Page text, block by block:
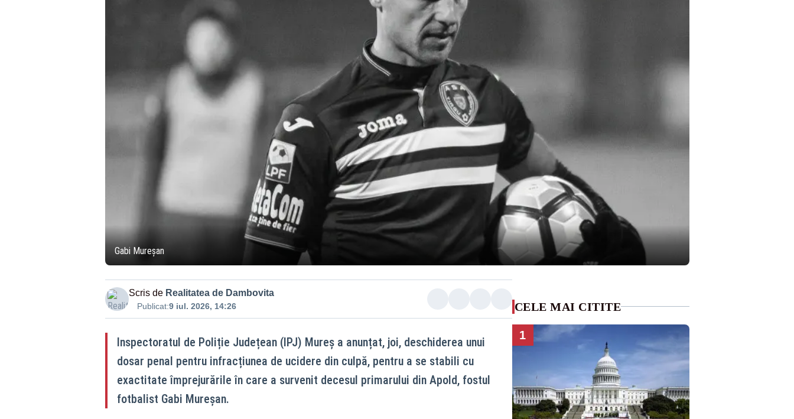
Gabi Mureșan
Scris de Realitatea de Dambovita
Publicat:9 iul. 2026, 14:26
Inspectoratul de Poliție Județean (IPJ) Mureș a anunțat, joi, deschiderea unui
dosar penal pentru infracțiunea de ucidere din culpă, pentru a se stabili cu
exactitate împrejurările în care a survenit decesul primarului din Apold, fostul
fotbalist Gabi Mureșan.
CELE MAI CITITE
1